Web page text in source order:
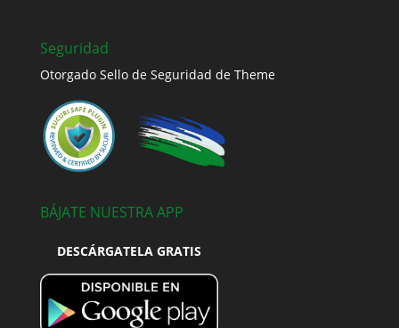
Seguridad
Otorgado Sello de Seguridad de Theme
BÁJATE NUESTRA APP
DESCÁRGATELA GRATIS